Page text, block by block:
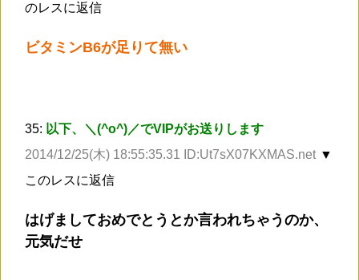
のレスに返信
ビタミンB6が足りて無い
35: 以下、＼(^o^)／でVIPがお送りします
2014/12/25(木) 18:55:35.31 ID:Ut7sX07KXMAS.net ▼
このレスに返信
はげましておめでとうとか言われちゃうのか、
元気だせ